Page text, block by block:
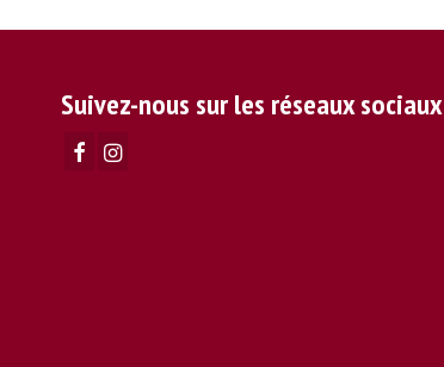
Suivez-nous sur les réseaux sociaux